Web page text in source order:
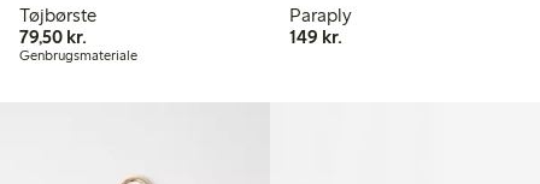
Tøjbørste
79,50 kr.
Genbrugsmateriale
Paraply
149 kr.149,00 kr.